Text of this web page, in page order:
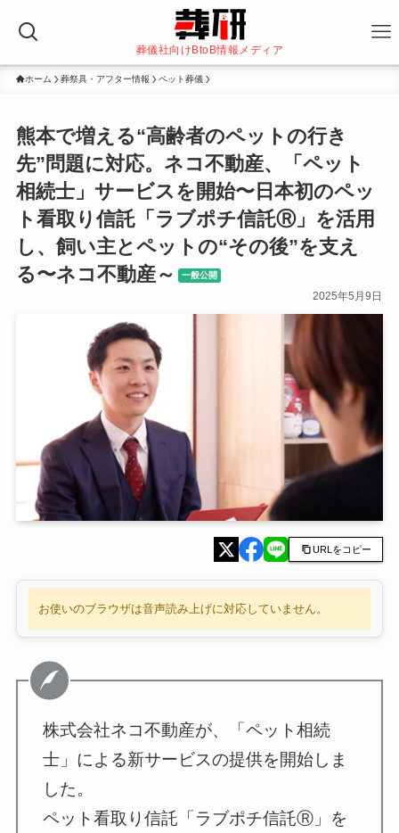
葬儀社向けBtoB情報メディア
ホーム 葬祭具・アフター情報 ペット葬儀
熊本で増える“高齢者のペットの行き
先”問題に対応。ネコ不動産、「ペット
相続士」サービスを開始〜日本初のペッ
ト看取り信託「ラブポチ信託Ⓡ」を活用
し、飼い主とペットの“その後”を支え
る〜ネコ不動産～
一般公開
2025年5月9日
URLをコピー
お使いのブラウザは音声読み上げに対応していません。
株式会社ネコ不動産が、「ペット相続
士」による新サービスの提供を開始しま
した。
ペット看取り信託「ラブポチ信託Ⓡ」を